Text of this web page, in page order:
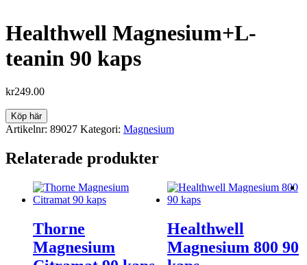
Healthwell Magnesium+L-
teanin 90 kaps
kr249.00
Köp här
Artikelnr: 89027 Kategori: Magnesium
Relaterade produkter
Thorne
Magnesium
Healthwell
Magnesium 800 90